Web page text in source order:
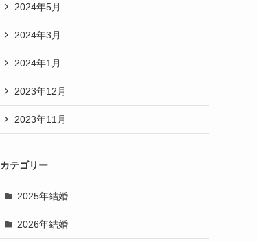
2024年5月
2024年3月
2024年1月
2023年12月
2023年11月
カテゴリー
2025年結婚
2026年結婚